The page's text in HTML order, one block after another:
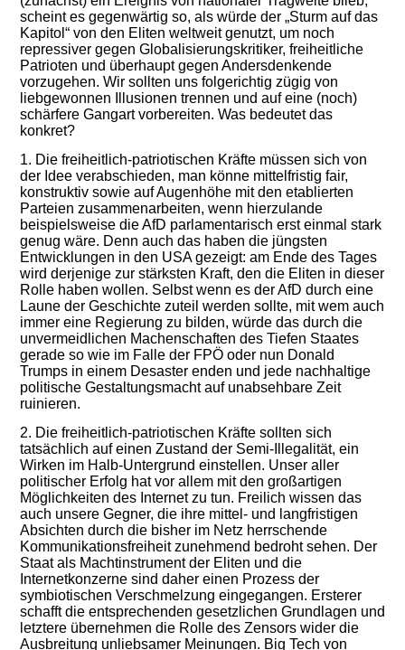
scheint es gegenwärtig so, als würde der „Sturm auf das
Kapitol“ von den Eliten weltweit genutzt, um noch
repressiver gegen Globalisierungskritiker, freiheitliche
Patrioten und überhaupt gegen Andersdenkende
vorzugehen. Wir sollten uns folgerichtig zügig von
liebgewonnen Illusionen trennen und auf eine (noch)
schärfere Gangart vorbereiten. Was bedeutet das
konkret?
1. Die freiheitlich-patriotischen Kräfte müssen sich von
der Idee verabschieden, man könne mittelfristig fair,
konstruktiv sowie auf Augenhöhe mit den etablierten
Parteien zusammenarbeiten, wenn hierzulande
beispielsweise die AfD parlamentarisch erst einmal stark
genug wäre. Denn auch das haben die jüngsten
Entwicklungen in den USA gezeigt: am Ende des Tages
wird derjenige zur stärksten Kraft, den die Eliten in dieser
Rolle haben wollen. Selbst wenn es der AfD durch eine
Laune der Geschichte zuteil werden sollte, mit wem auch
immer eine Regierung zu bilden, würde das durch die
unvermeidlichen Machenschaften des Tiefen Staates
gerade so wie im Falle der FPÖ oder nun Donald
Trumps in einem Desaster enden und jede nachhaltige
politische Gestaltungsmacht auf unabsehbare Zeit
ruinieren.
2. Die freiheitlich-patriotischen Kräfte sollten sich
tatsächlich auf einen Zustand der Semi-Illegalität, ein
Wirken im Halb-Untergrund einstellen. Unser aller
politischer Erfolg hat vor allem mit den großartigen
Möglichkeiten des Internet zu tun. Freilich wissen das
auch unsere Gegner, die ihre mittel- und langfristigen
Absichten durch die bisher im Netz herrschende
Kommunikationsfreiheit zunehmend bedroht sehen. Der
Staat als Machtinstrument der Eliten und die
Internetkonzerne sind daher einen Prozess der
symbiotischen Verschmelzung eingegangen. Ersterer
schafft die entsprechenden gesetzlichen Grundlagen und
letztere übernehmen die Rolle des Zensors wider die
Ausbreitung unliebsamer Meinungen. Big Tech von